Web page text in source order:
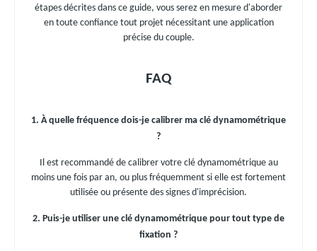
étapes décrites dans ce guide, vous serez en mesure d'aborder
en toute confiance tout projet nécessitant une application
précise du couple.
FAQ
1. À quelle fréquence dois-je calibrer ma clé dynamométrique
?
Il est recommandé de calibrer votre clé dynamométrique au
moins une fois par an, ou plus fréquemment si elle est fortement
utilisée ou présente des signes d'imprécision.
2. Puis-je utiliser une clé dynamométrique pour tout type de
fixation ?